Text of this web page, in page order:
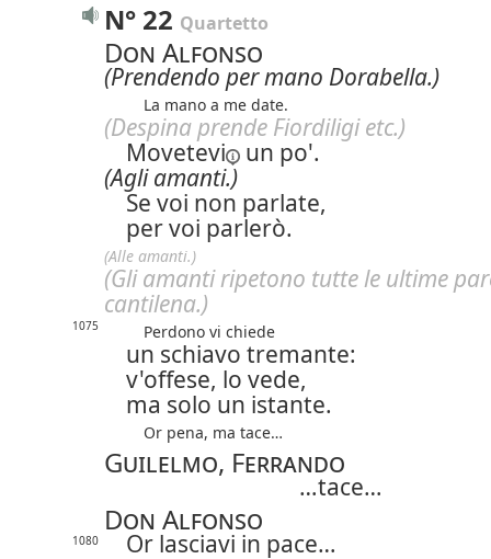
N° 22 Quartetto
Don Alfonso
(Prendendo per mano Dorabella.)
La mano a me date.
(Despina prende Fiordiligi etc.)
Movetevi
un po'.
(Agli amanti.)
Se voi non parlate,
per voi parlerò.
(Alle amanti.)
(Gli amanti ripetono tutte le ultime
cantilena.)
1075 Perdono vi chiede
un schiavo tremante:
v'offese, lo vede,
ma solo un istante.
Or pena, ma tace…
Guilelmo, Ferrando
…tace…
Don Alfonso
1080 Or lasciavi in pace…